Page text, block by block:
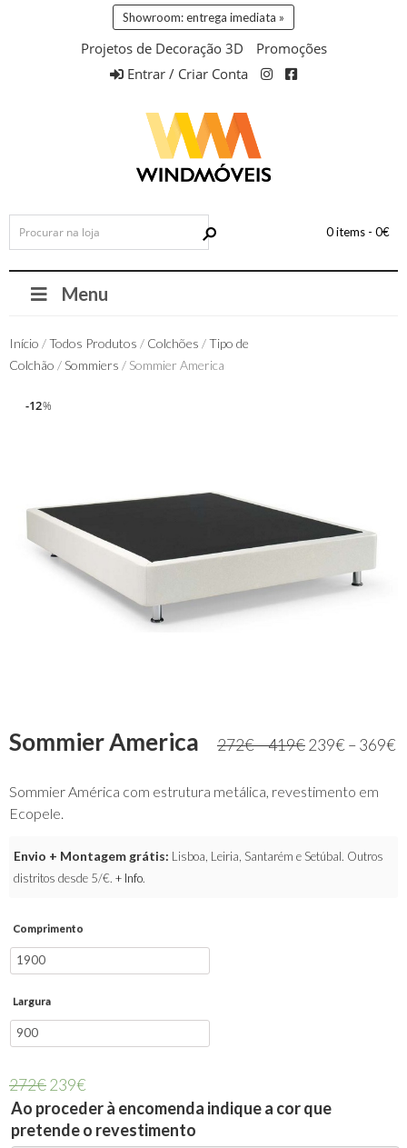
Showroom: entrega imediata »
Projetos de Decoração 3D
Promoções
Entrar / Criar Conta
0 items - 0€
Menu
Início /Todos Produtos / Colchões /Tipo de
Colchão / Sommiers / Sommier America
%
12%
12
Sommier America 272€–419€239€–369€
Sommier América com estrutura metálica, revestimento em
Ecopele.
Envio + Montagem grátis: Lisboa, Leiria, Santarém e Setúbal. Outros
distritos desde 5/€. + Info.
Comprimento
Largura
272€239€
Ao proceder à encomenda indique a cor que
pretende o revestimento